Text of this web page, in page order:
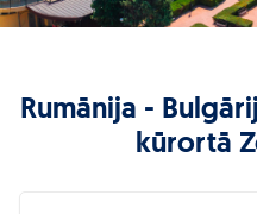
Rumānija -
kūrortā